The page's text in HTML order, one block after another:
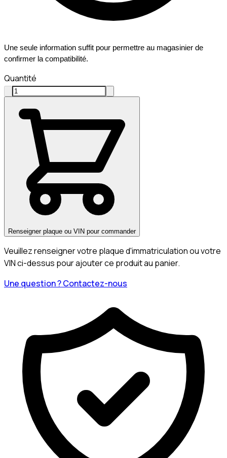
Une seule information suffit pour permettre au magasinier de
confirmer la compatibilité.
Quantité
Renseigner plaque ou VIN pour commander
Veuillez renseigner votre plaque d'immatriculation ou votre
VIN ci-dessus pour ajouter ce produit au panier.
Une question ? Contactez-nous